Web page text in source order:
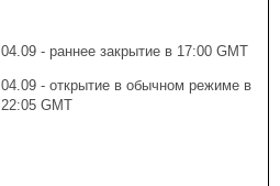
04.09 - раннее закрытие в 17:00 GMT
04.09 - открытие в обычном режиме в
22:05 GMT